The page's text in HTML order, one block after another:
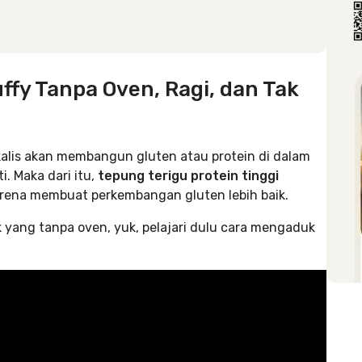
Tanpa Oven, Ragi, dan Tak
akan membangun gluten atau protein di dalam
Maka dari itu, tepung terigu protein tinggi
membuat perkembangan gluten lebih baik.
tanpa oven, yuk, pelajari dulu cara mengaduk